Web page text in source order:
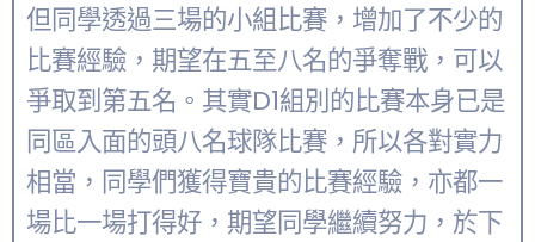
但同學透過三場的小組比賽，增加了不少的
比賽經驗，期望在五至八名的爭奪戰，可以
爭取到第五名。其實D1組別的比賽本身已是
同區入面的頭八名球隊比賽，所以各對實力
相當，同學們獲得寶貴的比賽經驗，亦都一
場比一場打得好，期望同學繼續努力，於下